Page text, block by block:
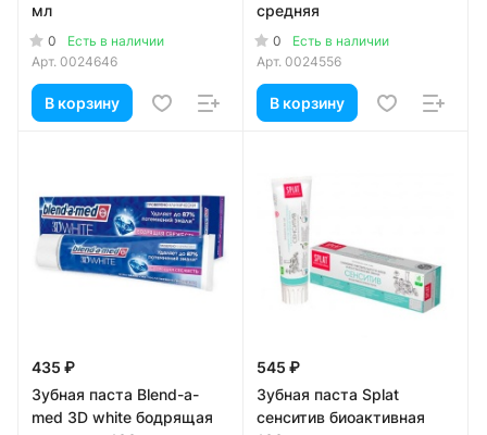
мл
0
Есть в наличии
Арт. 0024646
В корзину
средняя
0
Есть в наличии
Арт. 0024556
В корзину
435 ₽
Зубная паста Blend-a-
med 3D white бодрящая
545 ₽
Зубная паста Splat
сенситив биоактивная